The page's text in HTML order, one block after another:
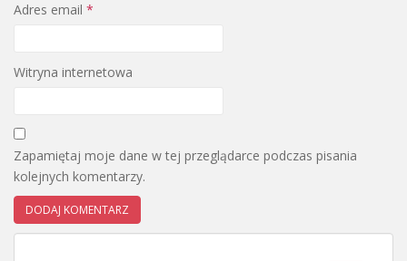
Adres email *
Witryna internetowa
Zapamiętaj moje dane w tej przeglądarce podczas pisania
kolejnych komentarzy.